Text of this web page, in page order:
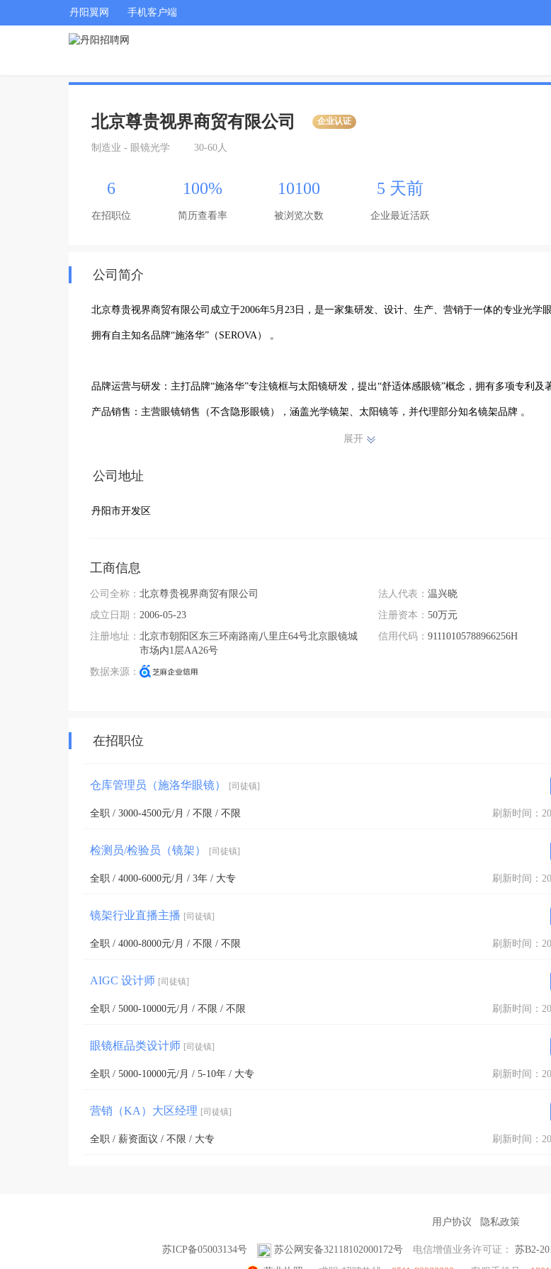
丹阳翼网 手机客户端
北京尊贵视界商贸有限公司 企业认证
制造业 - 眼镜光学 30-60人
6
在招职位
100%
简历查看率
10100
被浏览次数
5 天前
企业最近活跃
公司简介
北京尊贵视界商贸有限公司成立于2006年5月23日，是一家集‌研发、设计、生产、营销‌于一体的专业光学眼镜企业，旗下
拥有自主知名品牌‌“施洛华”（SEROVA）‌ 。‌‌
‌品牌运营与研发‌：主打品牌“施洛华”专注镜框与太阳镜研发，提出“舒适体感眼镜”概念，拥有多项专利及著作权技术 。
‌产品销售‌：主营‌眼镜销售（不含隐形眼镜）‌，涵盖光学镜架、太阳镜等，并代理部分知名镜架品牌 。
‌制造与进出口‌：具备光学镜架生产能力，拥有高端制造工厂，开展相关进出口业务 。
展开
公司地址
丹阳市开发区
工商信息
公司全称： 北京尊贵视界商贸有限公司
成立日期： 2006-05-23
注册地址： 北京市朝阳区东三环南路南八里庄64号北京眼镜城
市场内1层AA26号
数据来源：
法人代表： 温兴晓
注册资本： 50万元
信用代码： 91110105788966256H
在招职位
仓库管理员（施洛华眼镜） [司徒镇]
全职 / 3000-4500元/月 / 不限 / 不限 刷新时间：
检测员/检验员（镜架） [司徒镇]
全职 / 4000-6000元/月 / 3年 / 大专 刷新时间：
镜架行业直播主播 [司徒镇]
全职 / 4000-8000元/月 / 不限 / 不限 刷新时间：
AIGC 设计师 [司徒镇]
全职 / 5000-10000元/月 / 不限 / 不限 刷新时间：
眼镜框品类设计师 [司徒镇]
全职 / 5000-10000元/月 / 5-10年 / 大专 刷新时间：
营销（KA）大区经理 [司徒镇]
全职 / 薪资面议 / 不限 / 大专 刷新时间：
用户协议 隐私政策
苏ICP备05003134号 苏公网安备32118102000172号 电信增值业务许可证： 苏B2-